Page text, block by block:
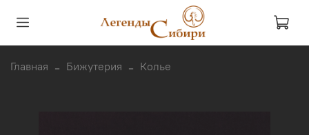
Главная Бижутерия Колье